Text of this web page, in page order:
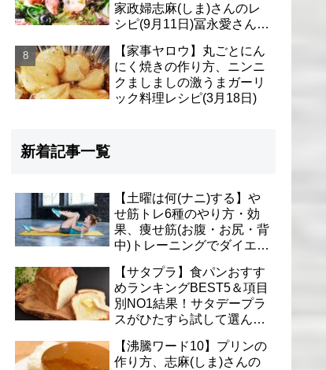
家政婦志麻(しま)さんのレ
シピ(9月11日)冨永愛さん＆
【家事ヤロウ】丸ごとにん
にく焼きの作り方、ニンニ
クましましの激うまガーリ
ック料理レシピ(3月18日)
新着記事一覧
【土曜は何(ナニ)する】や
せ筋トレ6種のやり方・効
果、痩せ筋(お腹・お尻・背
中)トレーニングでダイエッ
【サタプラ】食パンおすす
めランキングBEST5＆項目
別NO1結果！サタデープラ
スがひたすら試して選んだ
【沸騰ワード10】プリンの
作り方、志麻(しま)さんの